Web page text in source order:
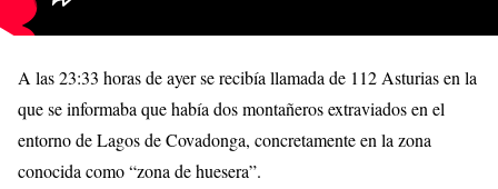
A las 23:33 horas de ayer se recibía llamada de 112 Asturias en la
que se informaba que había dos montañeros extraviados en el
entorno de Lagos de Covadonga, concretamente en la zona
conocida como “zona de huesera”.